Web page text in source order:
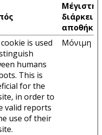
Μέγιστη
διάρκεια
is used
humans
This is
for the
in order to
valid reports
use of their
Μόνιμη